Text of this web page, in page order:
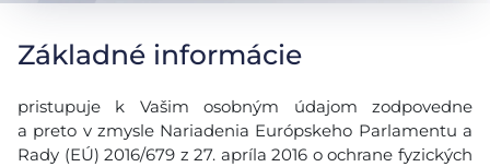
Základné informácie
pristupuje k Vašim osobným údajom zodpovedne
a preto v zmysle Nariadenia Európskeho Parlamentu a
Rady (EÚ) 2016/679 z 27. apríla 2016 o ochrane fyzických